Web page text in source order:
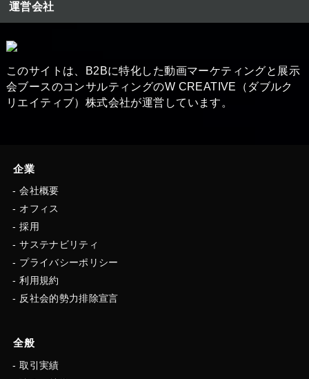
運営会社
このサイトは、B2Bに特化した動画マーケティングと展示
会ブースの​コンサルティングのW CREATIVE（ダブルク
リエイティブ）株式会社が運営しています。
企業
会社概要
オフィス
採用
サステナビリティ
プライバシーポリシー
利用規約
反社会的勢力排除宣言
全般
取引実績